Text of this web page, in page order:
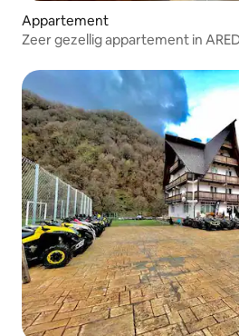
Appartement
Zeer gezellig appartement in